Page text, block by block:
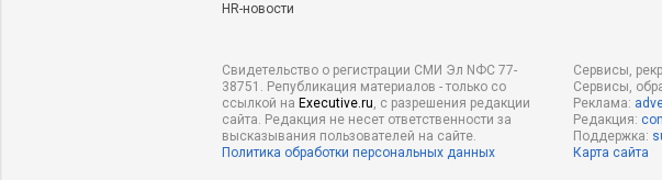
HR-новости
Свидетельство о регистрации СМИ Эл NФС 77-
38751. Републикация материалов - только со
ссылкой на Executive.ru, с разрешения редакции
сайта. Редакция не несет ответственности за
высказывания пользователей на сайте.
Политика обработки персональных данных
Сервисы,
Сервисы,
Реклама:
Редакция:
Поддержка:
Карта сайта